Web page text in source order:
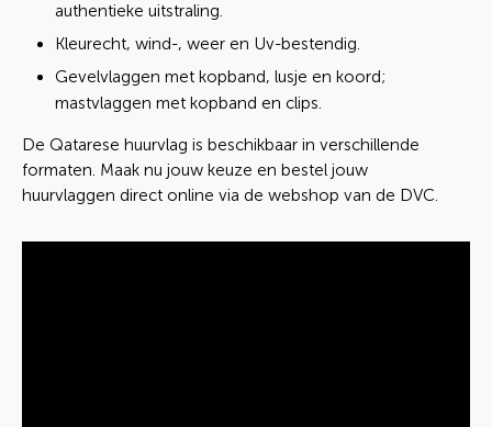
authentieke uitstraling.
Kleurecht, wind-, weer en Uv-bestendig.
Gevelvlaggen met kopband, lusje en koord;
mastvlaggen met kopband en clips.
De Qatarese huurvlag is beschikbaar in verschillende
formaten. Maak nu jouw keuze en bestel jouw
huurvlaggen direct online via de webshop van de DVC.